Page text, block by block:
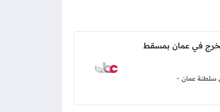
في عمان بمسقط
سلطنة عمان